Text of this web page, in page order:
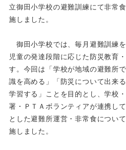
立御田小学校の避難訓練にて非常
施しました。
御田小学校では、毎月避難訓練
児童の発達段階に応じた防災教育
す。今回は「学校が地域の避難所
識を高める」「防災について出来
学習する」ことを目的とし、学校
署・ＰＴＡボランティアが連携し
とした避難所運営・非常食につい
施しました。